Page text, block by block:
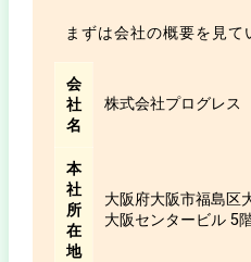
まずは会社の概要を見て
会
社
名
株式会社プログレス
本
社
所
在
地
大阪府大阪市福島区
大阪センタービル 5